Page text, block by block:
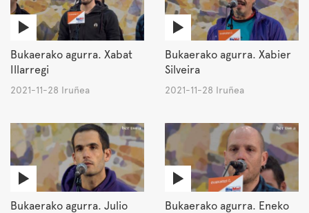
Bukaerako agurra. Xabat
Illarregi
2021-11-28 Iruñea
Bukaerako agurra. Xabier
Silveira
2021-11-28 Iruñea
Bukaerako agurra. Julio
Bukaerako agurra. Eneko